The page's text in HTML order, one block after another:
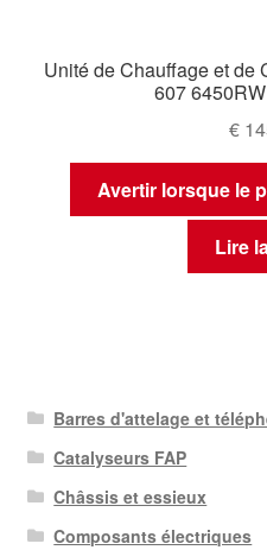
Unité de Chauffage et de
607
€
Avertir lorsque le
Lire
Barres d'attelage et
Catalyseurs FAP
Châssis et essieux
Composants électriques